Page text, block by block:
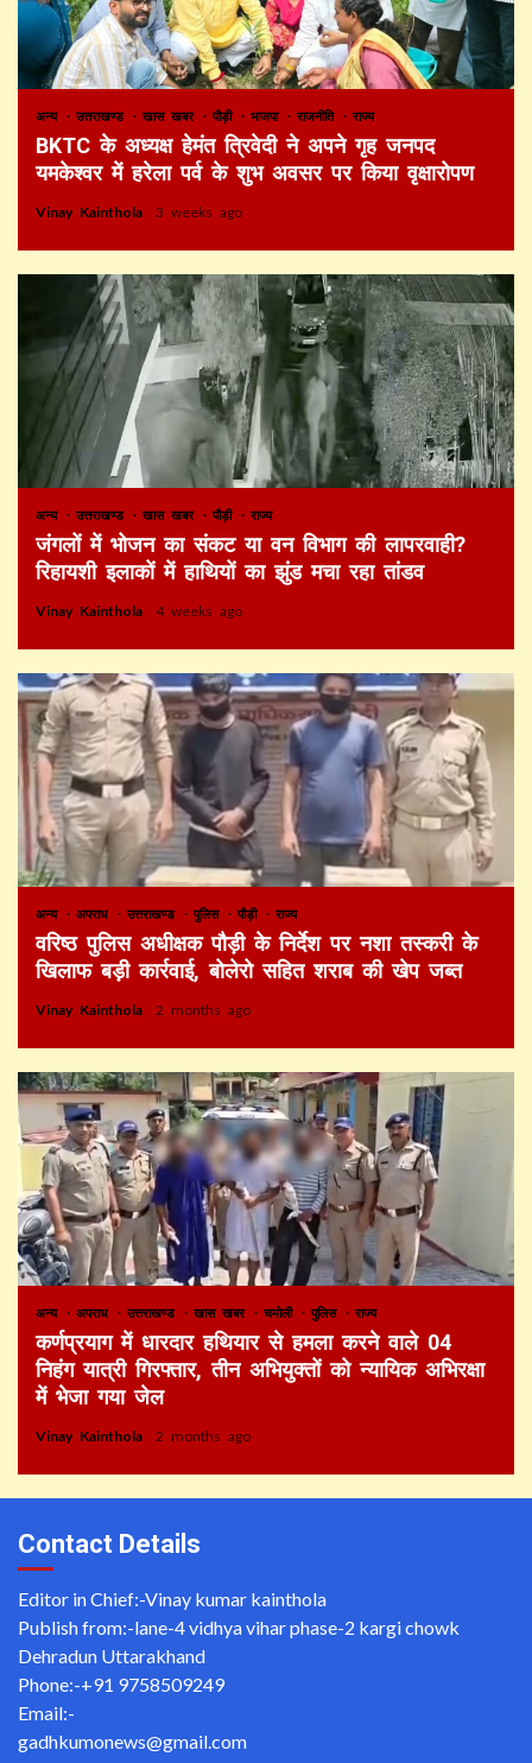
अन्य उत्तराखण्ड खास खबर पौड़ी भाजपा राजनीति राज्य
BKTC के अध्यक्ष हेमंत त्रिवेदी ने अपने गृह जनपद
यमकेश्वर में हरेला पर्व के शुभ अवसर पर किया वृक्षारोपण
Vinay Kainthola 3 weeks ago
अन्य उत्तराखण्ड खास खबर पौड़ी राज्य
जंगलों में भोजन का संकट या वन विभाग की लापरवाही?
रिहायशी इलाकों में हाथियों का झुंड मचा रहा तांडव
Vinay Kainthola 4 weeks ago
अन्य अपराध उत्तराखण्ड पुलिस पौड़ी राज्य
वरिष्ठ पुलिस अधीक्षक पौड़ी के निर्देश पर नशा तस्करी के
खिलाफ बड़ी कार्रवाई, बोलेरो सहित शराब की खेप जब्त
Vinay Kainthola 2 months ago
अन्य अपराध उत्तराखण्ड खास खबर चमोली पुलिस राज्य
कर्णप्रयाग में धारदार हथियार से हमला करने वाले 04
निहंग यात्री गिरफ्तार, तीन अभियुक्तों को न्यायिक अभिरक्षा
में भेजा गया जेल
Vinay Kainthola 2 months ago
Contact Details
Editor in Chief:-Vinay kumar kainthola
Publish from:-lane-4 vidhya vihar phase-2 kargi chowk
Dehradun Uttarakhand
Phone:-+91 9758509249
Email:-
gadhkumonews@gmail.com